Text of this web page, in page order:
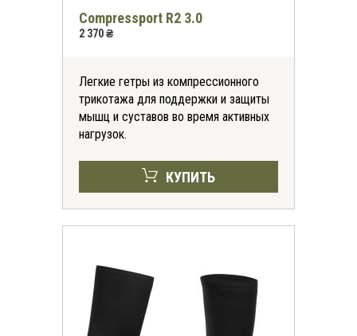
Compressport R2 3.0
2 370 ₴
Легкие гетры из компрессионного
трикотажа для поддержки и защиты
мышц и суставов во время активных
нагрузок.
КУПИТЬ